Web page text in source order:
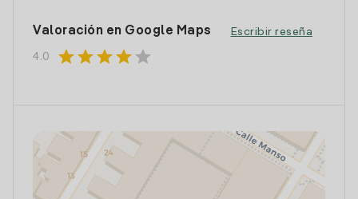
Valoración en Google Maps
4.0 starstarstarstar star
Escribir reseña